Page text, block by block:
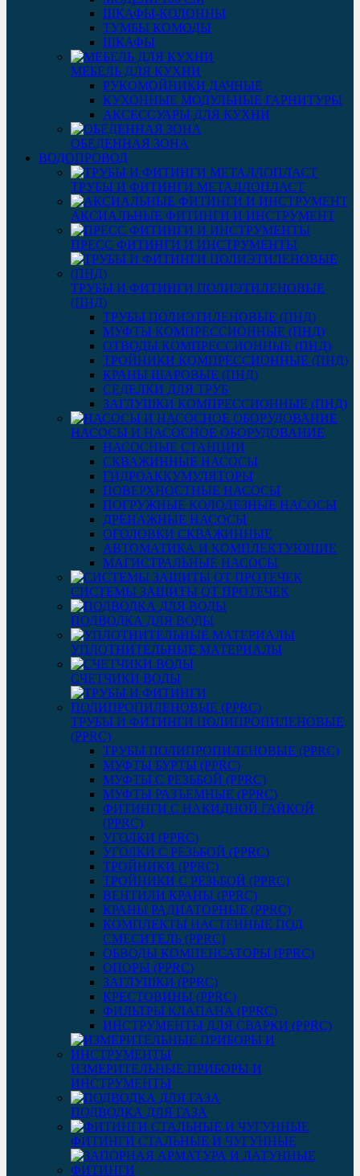
ШКАФЫ-КОЛОННЫ
ТУМБЫ КОМОДЫ
ШКАФЫ
МЕБЕЛЬ ДЛЯ КУХНИ
РУКОМОЙНИКИ ДАЧНЫЕ
КУХОННЫЕ МОДУЛЬНЫЕ ГАРНИТУРЫ
АКСЕССУАРЫ ДЛЯ КУХНИ
ОБЕДЕННАЯ ЗОНА
ВОДОПРОВОД
ТРУБЫ И ФИТИНГИ МЕТАЛЛОПЛАСТ
АКСИАЛЬНЫЕ ФИТИНГИ И ИНСТРУМЕНТ
ПРЕСС ФИТИНГИ И ИНСТРУМЕНТЫ
ТРУБЫ И ФИТИНГИ ПОЛИЭТИЛЕНОВЫЕ
(ПНД)
ТРУБЫ ПОЛИЭТИЛЕНОВЫЕ (ПНД)
МУФТЫ КОМПРЕССИОННЫЕ (ПНД)
ОТВОДЫ КОМПРЕССИОННЫЕ (ПНД)
ТРОЙНИКИ КОМПРЕССИОННЫЕ (ПНД)
КРАНЫ ШАРОВЫЕ (ПНД)
СЕДЕЛКИ ДЛЯ ТРУБ
ЗАГЛУШКИ КОМПРЕССИОННЫЕ (ПНД)
НАСОСЫ И НАСОСНОЕ ОБОРУДОВАНИЕ
НАСОСНЫЕ СТАНЦИИ
СКВАЖИННЫЕ НАСОСЫ
ГИДРОАККУМУЛЯТОРЫ
ПОВЕРХНОСТНЫЕ НАСОСЫ
ПОГРУЖНЫЕ КОЛОДЕЗНЫЕ НАСОСЫ
ДРЕНАЖНЫЕ НАСОСЫ
ОГОЛОВКИ СКВАЖИННЫЕ
АВТОМАТИКА И КОМПЛЕКТУЮЩИЕ
МАГИСТРАЛЬНЫЕ НАСОСЫ
СИСТЕМЫ ЗАЩИТЫ ОТ ПРОТЕЧЕК
ПОДВОДКА ДЛЯ ВОДЫ
УПЛОТНИТЕЛЬНЫЕ МАТЕРИАЛЫ
СЧЕТЧИКИ ВОДЫ
ТРУБЫ И ФИТИНГИ ПОЛИПРОПИЛЕНОВЫЕ
(PPRC)
ТРУБЫ ПОЛИПРОПИЛЕНОВЫЕ (PPRC)
МУФТЫ БУРТЫ (PPRC)
МУФТЫ C РЕЗЬБОЙ (PPRC)
МУФТЫ РАЗЪЕМНЫЕ (PPRC)
ФИТИНГИ С НАКИДНОЙ ГАЙКОЙ
(PPRC)
УГОЛКИ (PPRC)
УГОЛКИ С РЕЗЬБОЙ (PPRC)
ТРОЙНИКИ (PPRC)
ТРОЙНИКИ С РЕЗЬБОЙ (PPRC)
ВЕНТИЛИ КРАНЫ (PPRC)
КРАНЫ РАДИАТОРНЫЕ (PPRC)
КОМПЛЕКТЫ НАСТЕННЫЕ ПОД
СМЕСИТЕЛЬ (PPRC)
ОБВОДЫ КОМПЕНСАТОРЫ (PPRC)
ОПОРЫ (PPRC)
ЗАГЛУШКИ (PPRC)
КРЕСТОВИНЫ (PPRC)
ФИЛЬТРЫ КЛАПАНА (PPRC)
ИНСТРУМЕНТЫ ДЛЯ СВАРКИ (PPRC)
ИЗМЕРИТЕЛЬНЫЕ ПРИБОРЫ И
ИНСТРУМЕНТЫ
ПОДВОДКА ДЛЯ ГАЗА
ФИТИНГИ СТАЛЬНЫЕ И ЧУГУННЫЕ